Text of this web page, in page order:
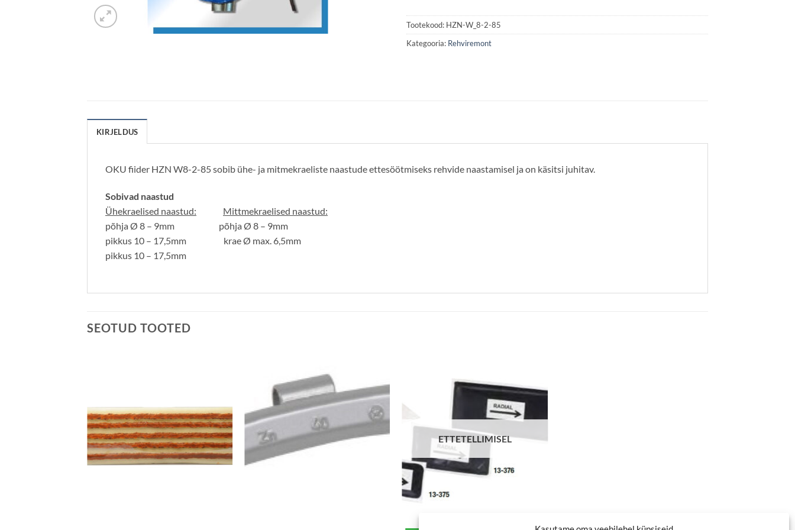
Tootekood: HZN-W_8-2-85
Kategooria: Rehviremont
KIRJELDUS
OKU fiider HZN W8-2-85 sobib ühe- ja mitmekraeliste naastude ettesöötmiseks rehvide naastamisel ja on käsitsi juhitav.
Sobivad naastud
Ühekraelised naastud:
Mittmekraelised naastud:
põhja Ø 8 – 9mm põhja Ø 8 – 9mm
pikkus 10 – 17,5mm krae Ø max. 6,5mm
pikkus 10 – 17,5mm
SEOTUD TOOTED
ETTETELLIMISEL